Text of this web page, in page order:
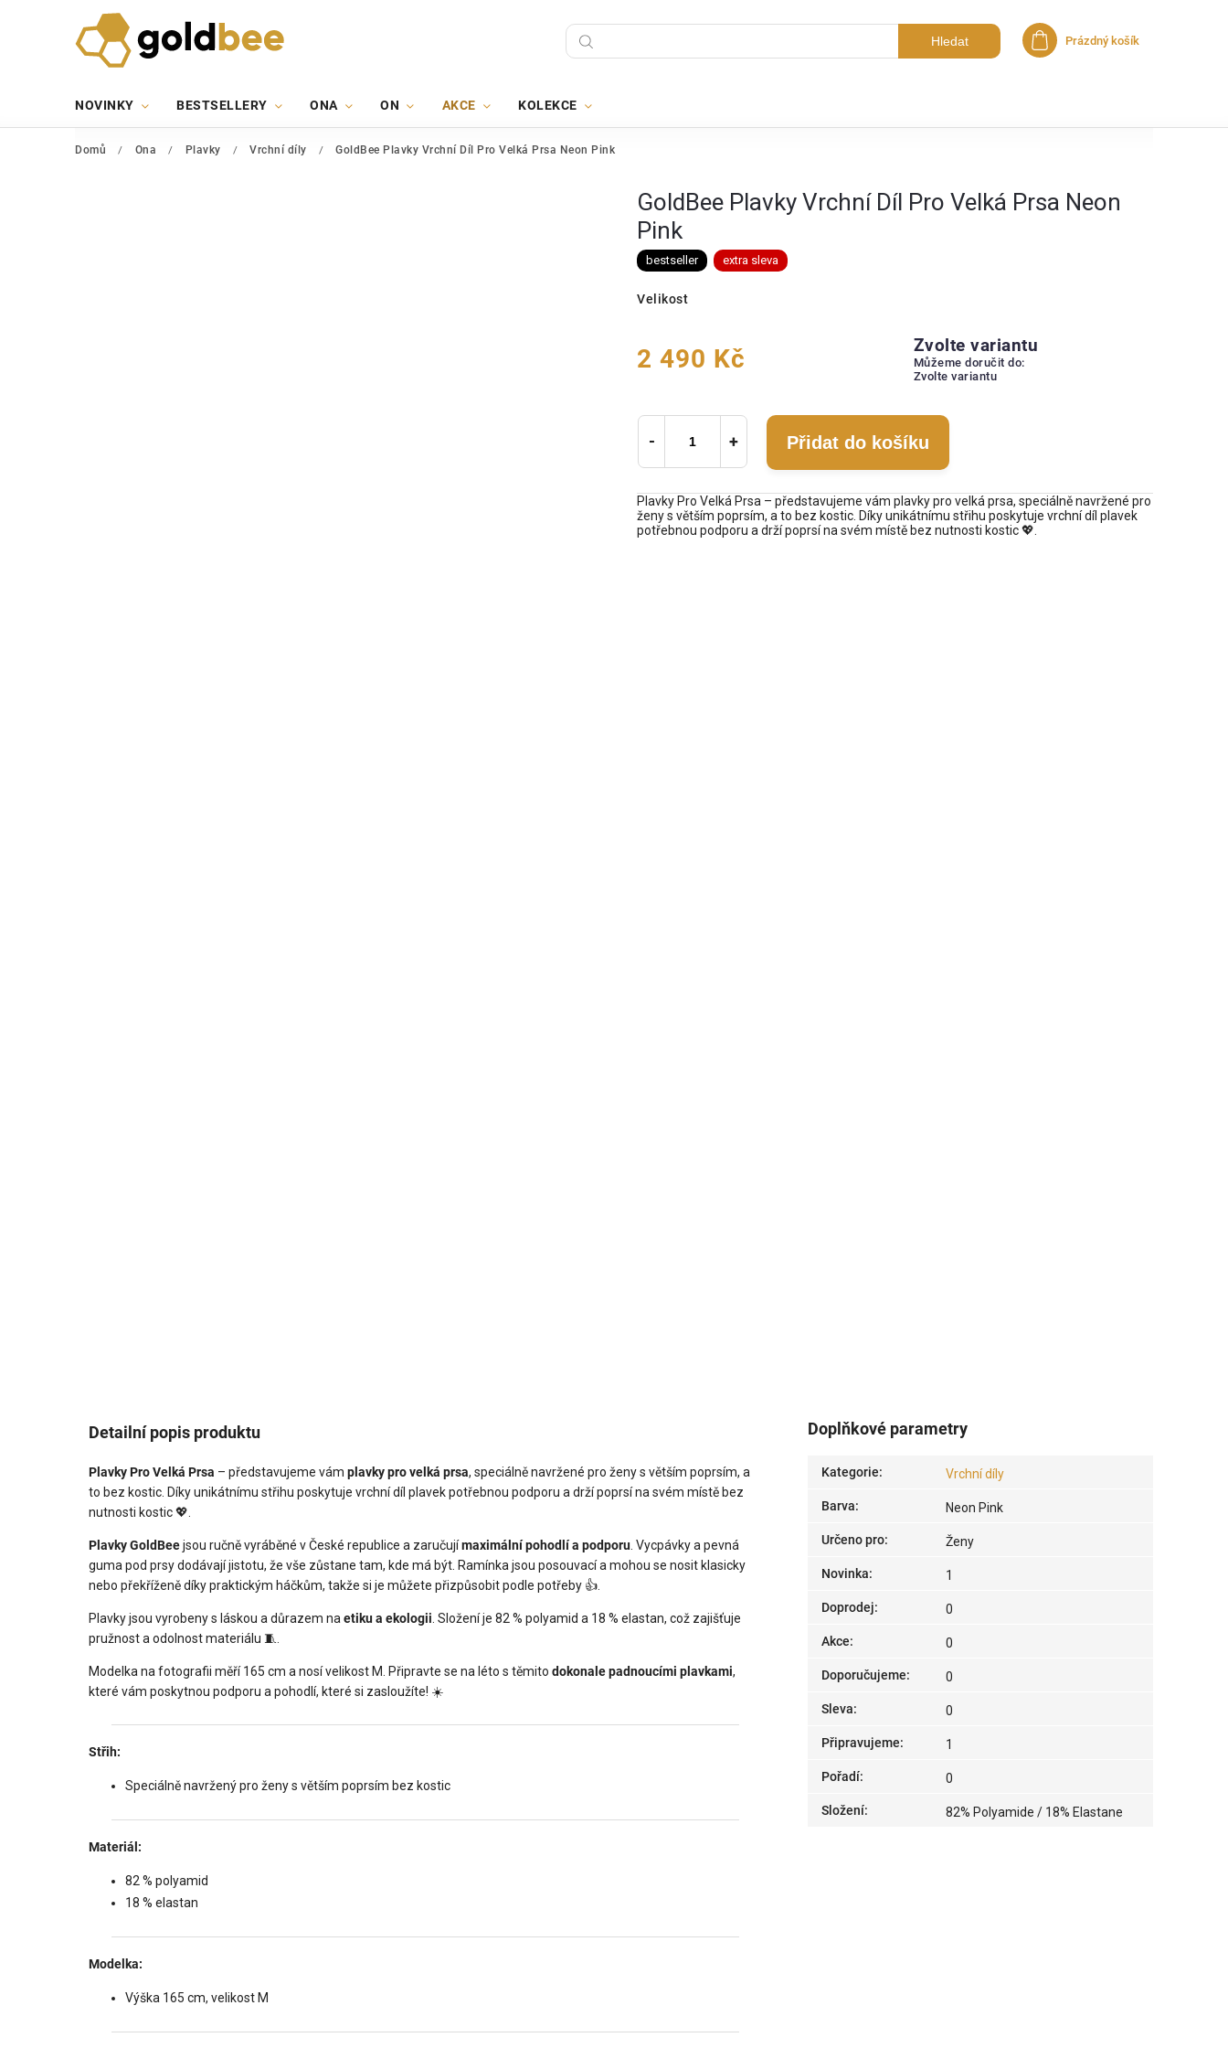
Hledat Nákupní košík
Prázdný košík
NOVINKY BESTSELLERY ONA ON AKCE KOLEKCE
Domů / Ona / Plavky / Vrchní díly / GoldBee Plavky Vrchní Díl Pro Velká Prsa Neon Pink
GoldBee Plavky Vrchní Díl Pro Velká Prsa Neon
Pink
bestseller extra sleva
Velikost
2 490 Kč Zvolte variantu
Můžeme doručit do:
Zvolte variantu
Přidat do košíku
Plavky Pro Velká Prsa – představujeme vám plavky pro velká prsa, speciálně navržené pro
ženy s větším poprsím, a to bez kostic. Díky unikátnímu střihu poskytuje vrchní díl plavek
potřebnou podporu a drží poprsí na svém místě bez nutnosti kostic 💖.
Detailní popis produktu
Plavky Pro Velká Prsa – představujeme vám plavky pro velká prsa, speciálně navržené pro ženy s větším poprsím, a
to bez kostic. Díky unikátnímu střihu poskytuje vrchní díl plavek potřebnou podporu a drží poprsí na svém místě bez
nutnosti kostic 💖.
Plavky GoldBeejsou ručně vyráběné v České republice a zaručujímaximální pohodlí a podporu . Vycpávky a pevná
guma pod prsy dodávají jistotu, že vše zůstane tam, kde má být. Ramínka jsou posouvací a mohou se nosit klasicky
nebo překříženě díky praktickým háčkům, takže si je můžete přizpůsobit podle potřeby 👍.
Plavky jsou vyrobeny s láskou a důrazem na etiku a ekologii . Složení je 82 % polyamid a 18 % elastan, což zajišťuje
pružnost a odolnost materiálu 🧵.
Modelka na fotografii měří 165 cm a nosí velikost M. Připravte se na léto s těmito dokonale padnoucími plavkami,
které vám poskytnou podporu a pohodlí, které si zasloužíte! ☀️
Střih:
Speciálně navržený pro ženy s větším poprsím bez kostic
Materiál:
82 % polyamid
18 % elastan
Modelka:
Výška 165 cm, velikost M
Doplňkové parametry
Kategorie: Vrchní díly
Barva: Neon Pink
Určeno pro: Ženy
Novinka: 1
Doprodej: 0
Akce: 0
Doporučujeme: 0
Sleva: 0
Připravujeme: 1
Pořadí: 0
Složení: 82% Polyamide / 18% Elastane